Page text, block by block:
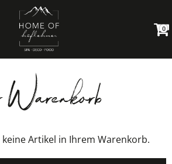
0
Artikel in Ihrem Warenkorb.